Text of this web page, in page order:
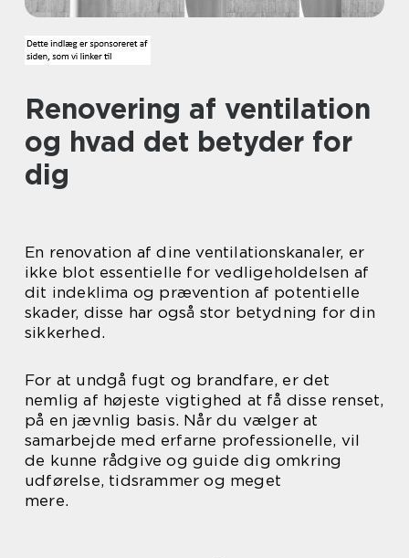
Renovering af ventilation
og hvad det betyder for
dig
En renovation af dine ventilationskanaler, er
ikke blot essentielle for vedligeholdelsen af
dit indeklima og prævention af potentielle
skader, disse har også stor betydning for din
sikkerhed.
For at undgå fugt og brandfare, er det
nemlig af højeste vigtighed at få disse renset,
på en jævnlig basis. Når du vælger at
samarbejde med erfarne professionelle, vil
de kunne rådgive og guide dig omkring
udførelse, tidsrammer og meget
mere.